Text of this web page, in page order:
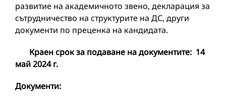
развитие на академичното звено, декларация за
сътрудничество на структурите на ДС, други
документи по преценка на кандидата.
Краен срок за подаване на документите: 14
май 2024 г.
Документи: